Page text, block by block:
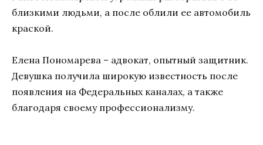
близкими людьми, а после облили ее автомобиль
краской.
Елена Пономарева – адвокат, опытный защитник.
Девушка получила широкую известность после
появления на Федеральных каналах, а также
благодаря своему профессионализму.